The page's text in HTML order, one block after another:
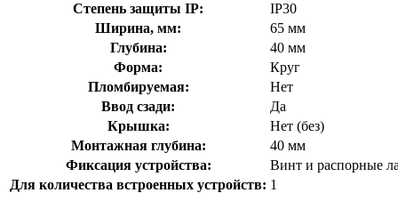
Степень защиты IP:
IP30
Ширина, мм:
65 мм
Глубина:
40 мм
Форма:
Круг
Пломбируемая:
Нет
Ввод сзади:
Да
Крышка:
Нет (без)
Монтажная глубина:
40 мм
Фиксация устройства:
Винт и распорные
Для количества встроенных устройств: 1